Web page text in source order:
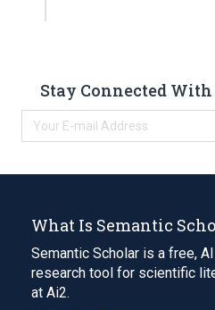
Stay Connected
What Is Semantic
Semantic Scholar is a free,
research tool for scientific
at Ai2.